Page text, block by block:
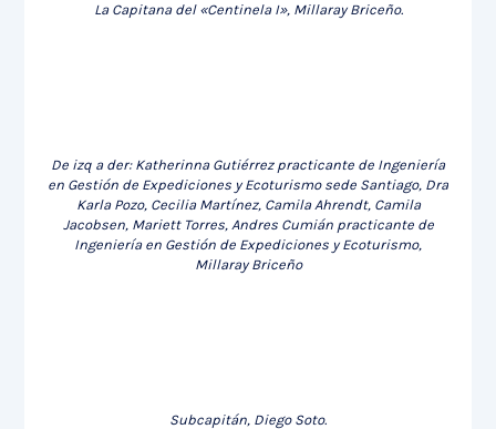
La Capitana del «Centinela I», Millaray Briceño.
De izq a der: Katherinna Gutiérrez practicante de Ingeniería
en Gestión de Expediciones y Ecoturismo sede Santiago, Dra
Karla Pozo, Cecilia Martínez, Camila Ahrendt, Camila
Jacobsen, Mariett Torres, Andres Cumián practicante de
Ingeniería en Gestión de Expediciones y Ecoturismo,
Millaray Briceño
Subcapitán, Diego Soto.